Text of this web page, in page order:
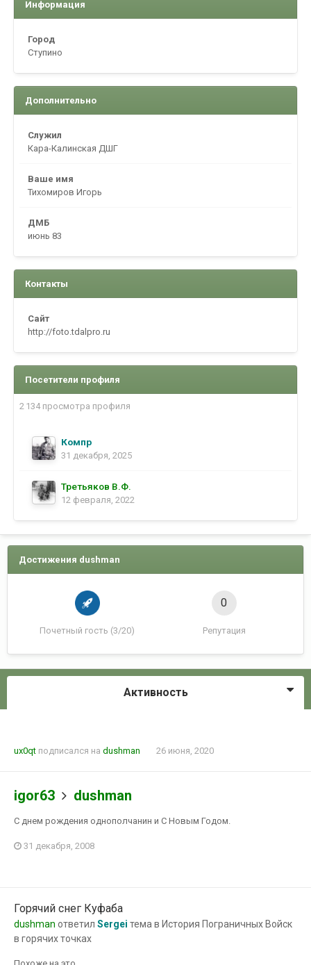
Информация
Город
Ступино
Дополнительно
Служил
Кара-Калинская ДШГ
Ваше имя
Тихомиров Игорь
ДМБ
июнь 83
Контакты
Сайт
http://foto.tdalpro.ru
Посетители профиля
2 134 просмотра профиля
Компр
31 декабря, 2025
Третьяков В.Ф.
12 февраля, 2022
Достижения dushman
Почетный гость (3/20)
0
Репутация
Активность
ux0qt подписался на dushman 26 июня, 2020
igor63 dushman
С днем рождения однополчанин и С Новым Годом.
31 декабря, 2008
Горячий снег Куфаба
dushman ответил Sergei тема в История Пограничных Войск
в горячих точках